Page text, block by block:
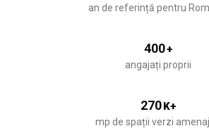
an de referință pentru
400+
angajați proprii
270K+
mp de spații verzi